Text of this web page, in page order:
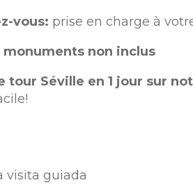
vous: prise en charge à
non inclus
tour Séville en 1 jour sur